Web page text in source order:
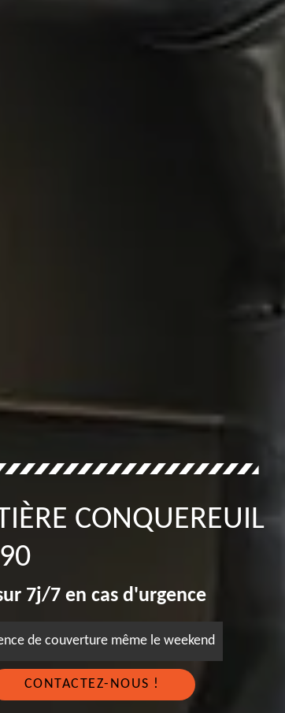
CONQUEREUIL
7j/7 en cas d'urgence
de couverture même le weekend
CONTACTEZ-NOUS !